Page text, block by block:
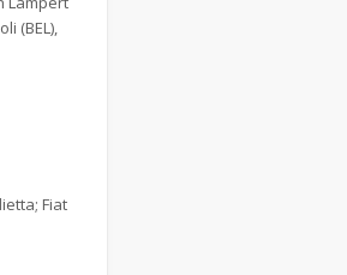
(BEL),
Fiat